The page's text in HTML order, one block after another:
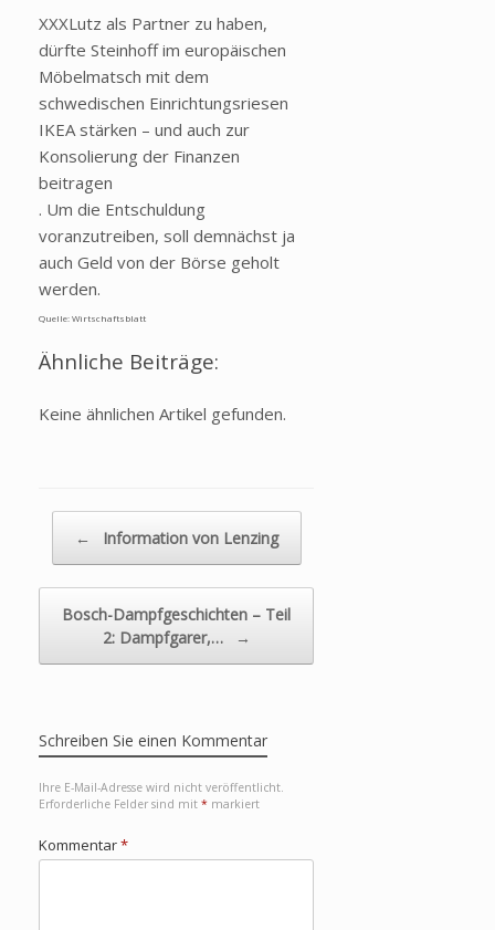
XXXLutz als Partner zu haben,
dürfte Steinhoff im europäischen
Möbelmatsch mit dem
schwedischen Einrichtungsriesen
IKEA stärken – und auch zur
Konsolierung der Finanzen
beitragen
. Um die Entschuldung
voranzutreiben, soll demnächst ja
auch Geld von der Börse geholt
werden.
Quelle: Wirtschaftsblatt
Ähnliche Beiträge:
Keine ähnlichen Artikel gefunden.
← Information von Lenzing
Bosch-Dampfgeschichten – Teil
2: Dampfgarer,…
→
Schreiben Sie einen Kommentar
Ihre E-Mail-Adresse wird nicht veröffentlicht.
Erforderliche Felder sind mit * markiert
Kommentar*